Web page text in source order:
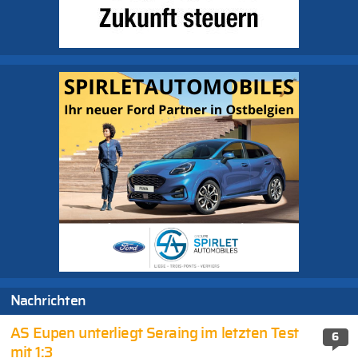
Nachrichten
6
AS Eupen unterliegt Seraing im letzten Test
mit 1:3